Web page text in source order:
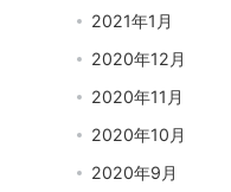
2021年1月
2020年12月
2020年11月
2020年10月
2020年9月